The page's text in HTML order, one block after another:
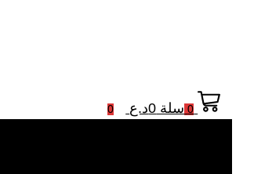
0 سلة 0د.ع 0